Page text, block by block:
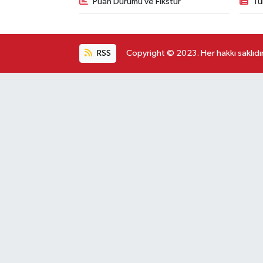
RSS Copyright © 2023. Her hakkı